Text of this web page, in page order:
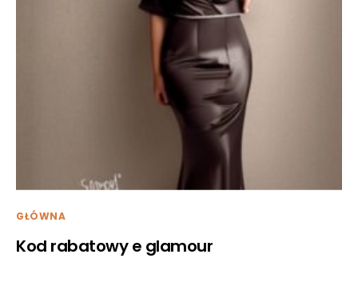
GŁÓWNA
Kod rabatowy e glamour